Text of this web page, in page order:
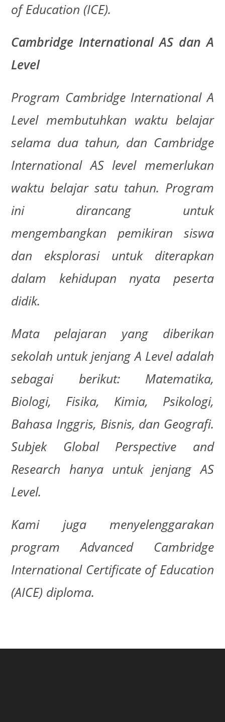
of Education (ICE).
Cambridge International AS dan A
Level
Program Cambridge International A
Level membutuhkan waktu belajar
selama dua tahun, dan Cambridge
International AS level memerlukan
waktu belajar satu tahun. Program
ini dirancang untuk
mengembangkan pemikiran siswa
dan eksplorasi untuk diterapkan
dalam kehidupan nyata peserta
didik.
Mata pelajaran yang diberikan
sekolah untuk jenjang A Level adalah
sebagai berikut: Matematika,
Biologi, Fisika, Kimia, Psikologi,
Bahasa Inggris, Bisnis, dan Geografi.
Subjek Global Perspective and
Research hanya untuk jenjang AS
Level.
Kami juga menyelenggarakan
program Advanced Cambridge
International Certificate of Education
(AICE) diploma.